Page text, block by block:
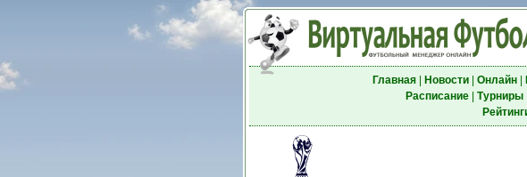
Главная| Новости| Онлайн|
Расписание| Турниры|